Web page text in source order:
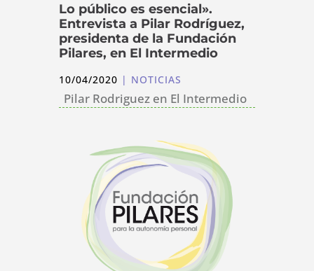
Lo público es esencial».
Entrevista a Pilar Rodríguez,
presidenta de la Fundación
Pilares, en El Intermedio
10/04/2020 | NOTICIAS
Pilar Rodriguez en El Intermedio